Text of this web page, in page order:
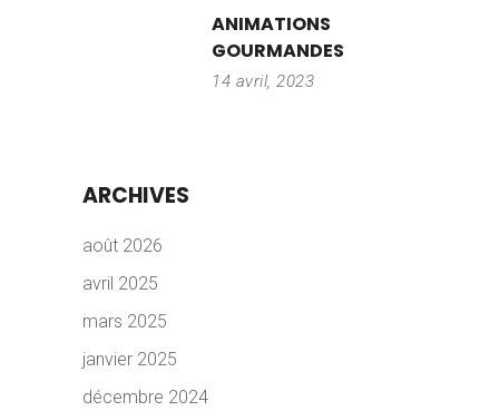
ANIMATIONS
GOURMANDES
14 avril, 2023
ARCHIVES
août 2026
avril 2025
mars 2025
janvier 2025
décembre 2024